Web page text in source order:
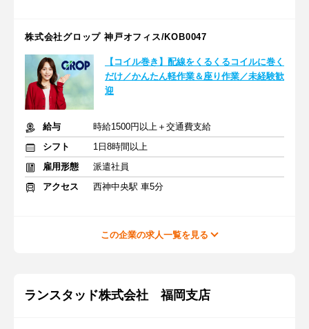
株式会社グロップ 神戸オフィス/KOB0047
【コイル巻き】配線をくるくるコイルに巻く
だけ／かんたん軽作業＆座り作業／未経験歓
迎
給与
時給1500円以上＋交通費支給
シフト
1日8時間以上
雇用形態
派遣社員
アクセス
西神中央駅 車5分
この企業の求人一覧を見る
ランスタッド株式会社 福岡支店